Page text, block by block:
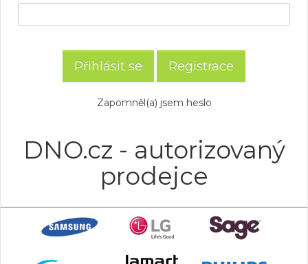
Registrace
Zapomněl(a) jsem heslo
DNO.cz - autorizovaný
prodejce